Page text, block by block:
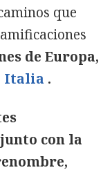
que
de Europa,
Italia .
con la